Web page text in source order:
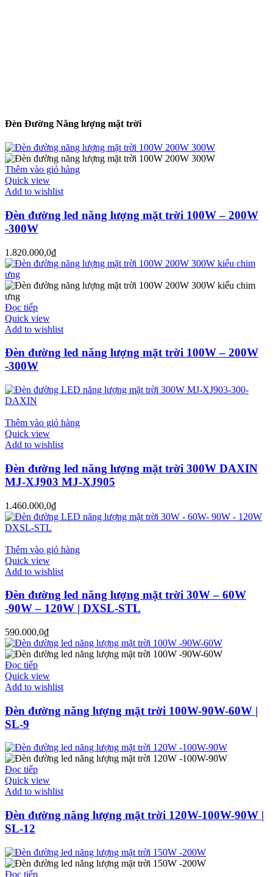
Đèn Đường Năng lượng mặt trời
Thêm vào giỏ hàng
Quick view
Add to wishlist
Đèn đường led năng lượng mặt trời 100W – 200W
-300W
1.820.000,0₫
Đọc tiếp
Quick view
Add to wishlist
Đèn đường led năng lượng mặt trời 100W – 200W
-300W
Thêm vào giỏ hàng
Quick view
Add to wishlist
Đèn đường led năng lượng mặt trời 300W DAXIN
MJ-XJ903 MJ-XJ905
1.460.000,0₫
Thêm vào giỏ hàng
Quick view
Add to wishlist
Đèn đường led năng lượng mặt trời 30W – 60W
-90W – 120W | DXSL-STL
590.000,0₫
Đọc tiếp
Quick view
Add to wishlist
Đèn đường năng lượng mặt trời 100W-90W-60W |
SL-9
Đọc tiếp
Quick view
Add to wishlist
Đèn đường năng lượng mặt trời 120W-100W-90W |
SL-12
Đọc tiếp